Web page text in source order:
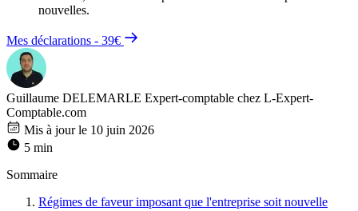
nouvelles.
Mes déclarations - 39€
Guillaume DELEMARLE Expert-comptable chez L-Expert-
Comptable.com
Mis à jour le 10 juin 2026
5 min
Sommaire
Régimes de faveur imposant que l'entreprise soit nouvelle